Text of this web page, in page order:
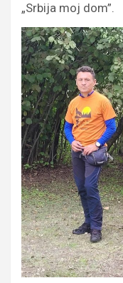
„Srbija moj dom”.